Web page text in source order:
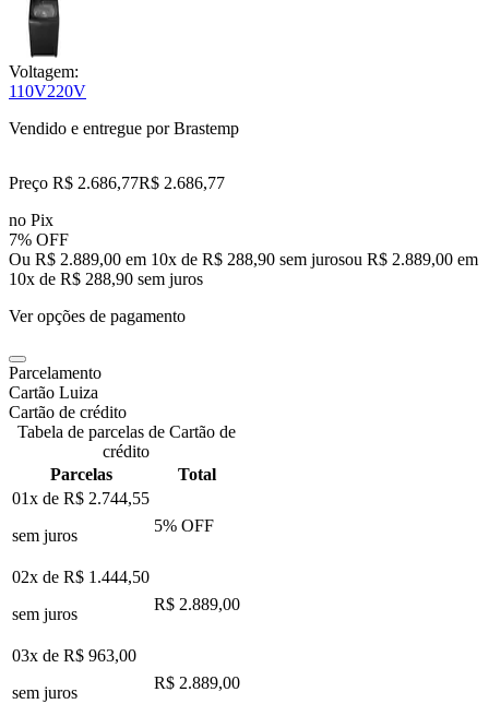
Voltagem:
110V220V
Vendido e entregue por Brastemp
Preço R$ 2.686,77R$ 2.686,77
no Pix
7% OFF
Ou R$ 2.889,00 em 10x de R$ 288,90 sem jurosou R$ 2.889,00 em
10x de R$ 288,90 sem juros
Ver opções de pagamento
Parcelamento
Cartão Luiza
Cartão de crédito
Tabela de parcelas de Cartão de
crédito
Parcelas
Total
01x de R$ 2.744,55
sem juros
5% OFF
02x de R$ 1.444,50
sem juros
R$ 2.889,00
03x de R$ 963,00
sem juros
R$ 2.889,00